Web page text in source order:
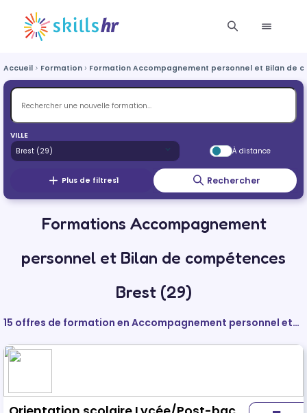
Accueil Formation Formation Accompagnement personnel et Bilan de
VILLE
À distance
Plus de filtres1 Rechercher
Formations Accompagnement
personnel et Bilan de compétences
Brest (29)
15 offres de formation en Accompagnement personnel et
Bilan de compétences